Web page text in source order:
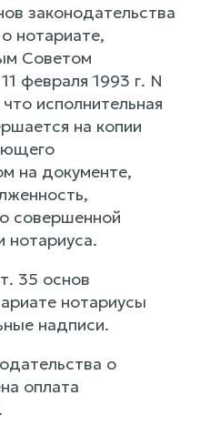
законодательства
нотариате,
Советом
февраля 1993 г. N
исполнительная
на копии
на документе,
совершенной
нотариуса.
35 основ
нотариусы
надписи.
о
оплата